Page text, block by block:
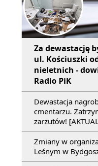
Za dewastację
ul. Kościuszki
nieletnich -
Radio PiK
Dewastacja
cmentarzu.
zarzutów!
Zmiany w
Leśnym w